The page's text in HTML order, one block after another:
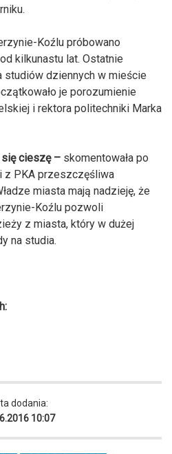
Koźlu próbowano
kilkunastu lat. Ostatnie
studiów dziennych w mieście
je porozumienie
i rektora politechniki Marka
się cieszę – skomentowała po
z PKA przeszczęśliwa
miasta mają nadzieję, że
Koźlu pozwoli
z miasta, który w dużej
na studia.
dodania:
10:07